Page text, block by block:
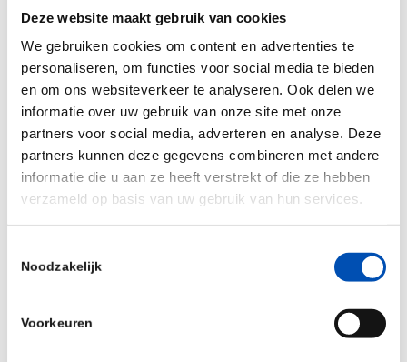
Deze website maakt gebruik van cookies
We gebruiken cookies om content en advertenties te
personaliseren, om functies voor social media te bieden
en om ons websiteverkeer te analyseren. Ook delen we
informatie over uw gebruik van onze site met onze
partners voor social media, adverteren en analyse. Deze
partners kunnen deze gegevens combineren met andere
informatie die u aan ze heeft verstrekt of die ze hebben
verzameld op basis van uw gebruik van hun services.
Noodzakelijk
Voorkeuren
has vast experience guiding companies to meet
the expectations of regulatory and HTA authorities
in regard to patient-relevant data.
Read more
about how admedicum aligns products
and services of companies with the needs of
patients on their website.